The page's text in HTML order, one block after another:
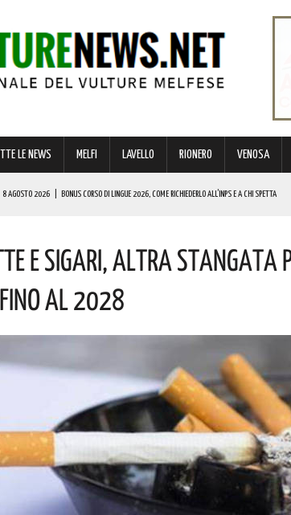
LE NEWS MELFI LAVELLO RIONERO VENOSA
8 AGOSTO 2026 BONUS CORSO DI LINGUE 2026, COME RICHIEDERLO ALL’INPS E A CHI SPETTA
MELFI: PER L’ANNIVERSARIO DELLA DEDICAZIONE DELLA BASILICA CATTEDRALE, MONS. CARBONARO
NOMINA AGENZIA SPAZIALE: IL LUCANO COSPITO È IL NUOVO COMMISSARIO. LE PAROLE DI BARDI
E Sigari, Altra Stangata
Al 2028